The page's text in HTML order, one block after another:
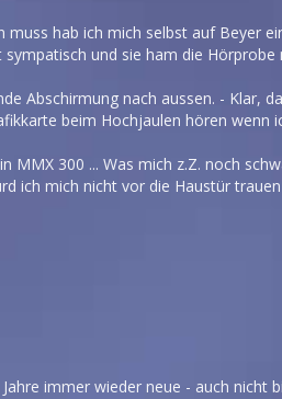
hab ich mich selbst auf Beyer
und sie ham die Hörprobe
Abschirmung nach aussen. - Klar,
beim Hochjaulen hören wenn
300 ... Was mich z.Z. noch
ich mich nicht vor die Haustür
immer wieder neue - auch